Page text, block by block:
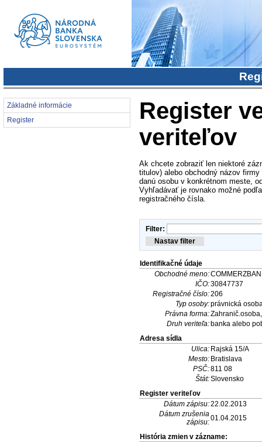
Základné informácie
Register
Register
veriteľov
Ak chcete zobraziť len niektoré
titulov) alebo obchodný názov
danú osobu v konkrétnom meste,
Vyhľadávať je rovnako možné
registračného čísla.
Filter:
Identifikačné údaje
Obchodné meno:
IČO:30847737
Registračné číslo:206
Typ osoby:právnická
Právna forma:
Druh veriteľa: banka alebo
Adresa sídla
Ulica: Rajská 15/A
Mesto: Bratislava
PSČ:811 08
Štát:Slovensko
Register veriteľov
Dátum zápisu:22.02.2013
Dátum zrušenia
zápisu:01.04.2015
História zmien v zázname: